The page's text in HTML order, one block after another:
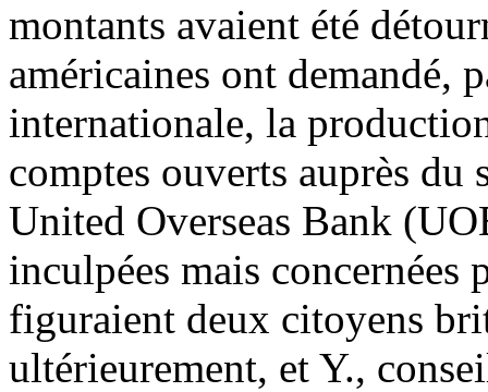
montants avaient été
américaines ont demandé,
internationale, la
comptes ouverts auprès du
United Overseas Bank
inculpées mais concernées
figuraient deux citoyens
ultérieurement, et Y.,